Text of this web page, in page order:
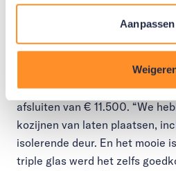
Aanpassen
hypotheek kregen we het niet
Hoewel Irma zelf niet in
renteloze lening, kon ze
afsluiten van € 11.500. “We
kozijnen van laten plaatsen,
isolerende deur. En het mooie
triple glas werd het zelfs